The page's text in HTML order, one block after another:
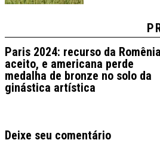
Paris 2024: recurso da
aceito, e americana perde
medalha de bronze no solo da
ginástica artística
Deixe seu comentário